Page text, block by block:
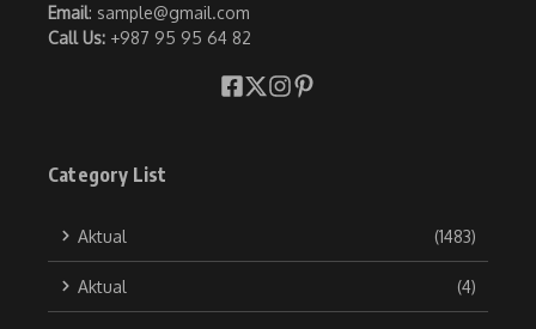
Email: sample@gmail.com
Call Us: +987 95 95 64 82
Category List
Aktual (1483)
Aktual (4)